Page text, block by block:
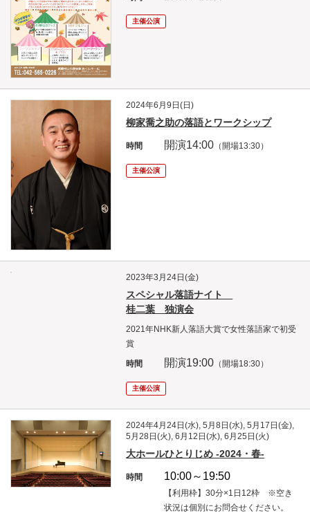
主催公演
2024年6月9日(日)
柳家喬之助の落語とワークシップ
時間 開演14:00 （開場13:30）
主催公演
2023年3月24日(金)
スペシャル落語ナイト
桂二葉 独演会
2021年NHK新人落語大賞で女性落語家で初受
賞
時間 開演19:00 （開場18:30）
主催公演
2024年4月24日(水), 5月8日(水), 5月17日(金),
5月28日(火), 6月12日(水), 6月25日(火)
大ホールひとりじめ -2024・春-
時間 10:00～19:50
【利用枠】30分×1日12枠 ※空き
状況は個別にお問合せください。